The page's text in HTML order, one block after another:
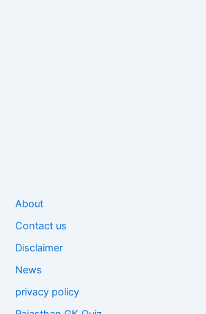
About
Contact us
Disclaimer
News
privacy policy